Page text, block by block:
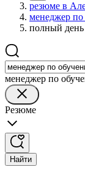
резюме в
менеджер по
полный день
менеджер по
Резюме
Найти